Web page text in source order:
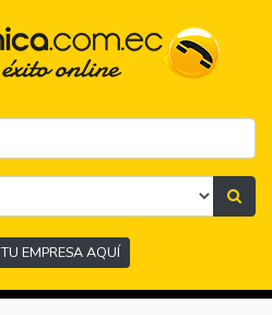
EMPRESA AQUÍ